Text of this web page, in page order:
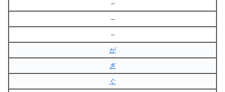
–
–
–
が
ぎ
ぐ